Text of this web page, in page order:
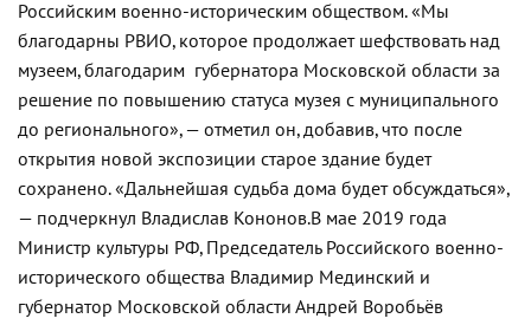
Российским военно-историческим обществом. «Мы
благодарны РВИО, которое продолжает шефствовать над
музеем, благодарим губернатора Московской области за
решение по повышению статуса музея с муниципального
до регионального», — отметил он, добавив, что после
открытия новой экспозиции старое здание будет
сохранено. «Дальнейшая судьба дома будет обсуждаться»,
— подчеркнул Владислав Кононов.В мае 2019 года
Министр культуры РФ, Председатель Российского военно-
исторического общества Владимир Мединский и
губернатор Московской области Андрей Воробьёв